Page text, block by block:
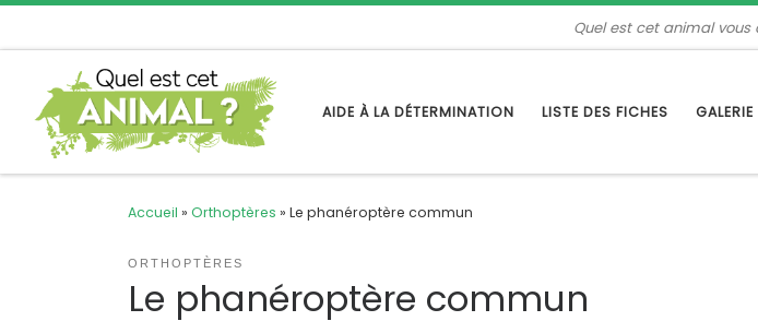
Quel est cet animal
AIDE À LA DÉTERMINATION LISTE DES FICHES
Accueil » Orthoptères » Le phanéroptère commun
ORTHOPTÈRES
Le phanéroptère commun